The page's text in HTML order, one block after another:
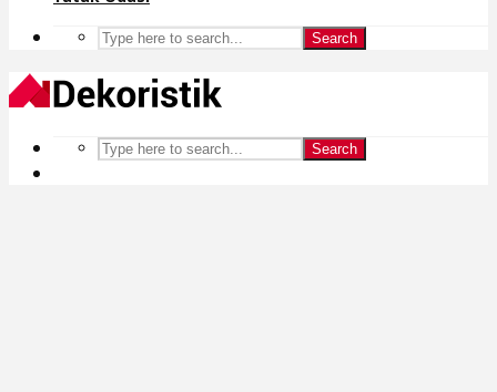
Search
Search